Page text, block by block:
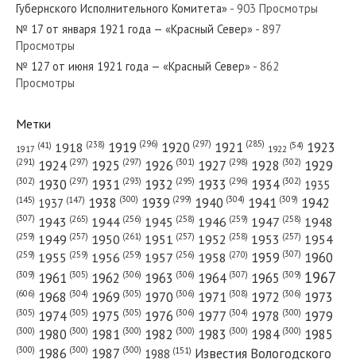
№ 23 от января 1925 года — «Красный Север»
№ 305 от декабря 1942 года — «Красный Север»
№ 29 от февраля 1977 года — «Красный Север»
Губернского Исполнительного Комитета» - 903 Просмотры
№ 17 от января 1921 года — «Красный Север» - 897
Просмотры
№ 127 от июня 1921 года — «Красный Север» - 862
Просмотры
Метки
1917 (41) 1918 (238) 1919 (296) 1920 (297) 1921 (285) 1922 (54) 1923
(291) 1924 (297) 1925 (297) 1926 (301) 1927 (298) 1928 (302) 1929
(302) 1930 (297) 1931 (293) 1932 (295) 1933 (296) 1934 (302) 1935
(145) 1937 (147) 1938 (300) 1939 (299) 1940 (304) 1941 (309) 1942
(307) 1943 (265) 1944 (256) 1945 (258) 1946 (259) 1947 (258) 1948
(259) 1949 (257) 1950 (261) 1951 (257) 1952 (258) 1953 (257) 1954
(259) 1955 (259) 1956 (259) 1957 (256) 1958 (270) 1959 (307) 1960
(309) 1961 (305) 1962 (306) 1963 (306) 1964 (307) 1965 (309) 1967
(606) 1968 (304) 1969 (305) 1970 (306) 1971 (308) 1972 (306) 1973
(305) 1974 (305) 1975 (305) 1976 (306) 1977 (304) 1978 (300) 1979
(300) 1980 (300) 1981 (300) 1982 (300) 1983 (300) 1984 (300) 1985
(300) 1986 (300) 1987 (300) 1988 (151) Известия Вологодского